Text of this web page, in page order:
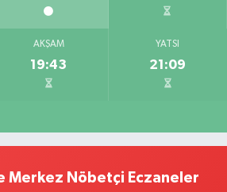
AKŞAM
19:43
YATSI
21:09
Merkez Nöbetçi Eczaneler